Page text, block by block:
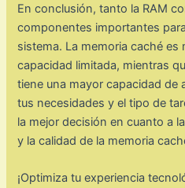
En conclusión, tanto la RAM
componentes importantes
sistema. La memoria caché es
capacidad limitada, mientras
tiene una mayor capacidad de
tus necesidades y el tipo de
la mejor decisión en cuanto a
y la calidad de la memoria
¡Optimiza tu experiencia